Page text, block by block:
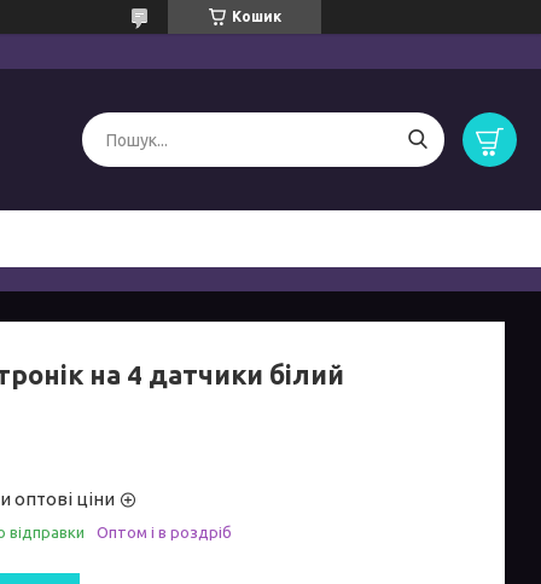
Кошик
на 4 датчики білий
оптові ціни
відправки Оптом і в роздріб